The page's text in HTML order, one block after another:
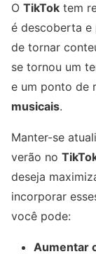
O TikTok tem
é descoberta e
de tornar
se tornou um
e um ponto de
musicais.
Manter-se
verão no
deseja
incorporar
você pode:
Aumentar